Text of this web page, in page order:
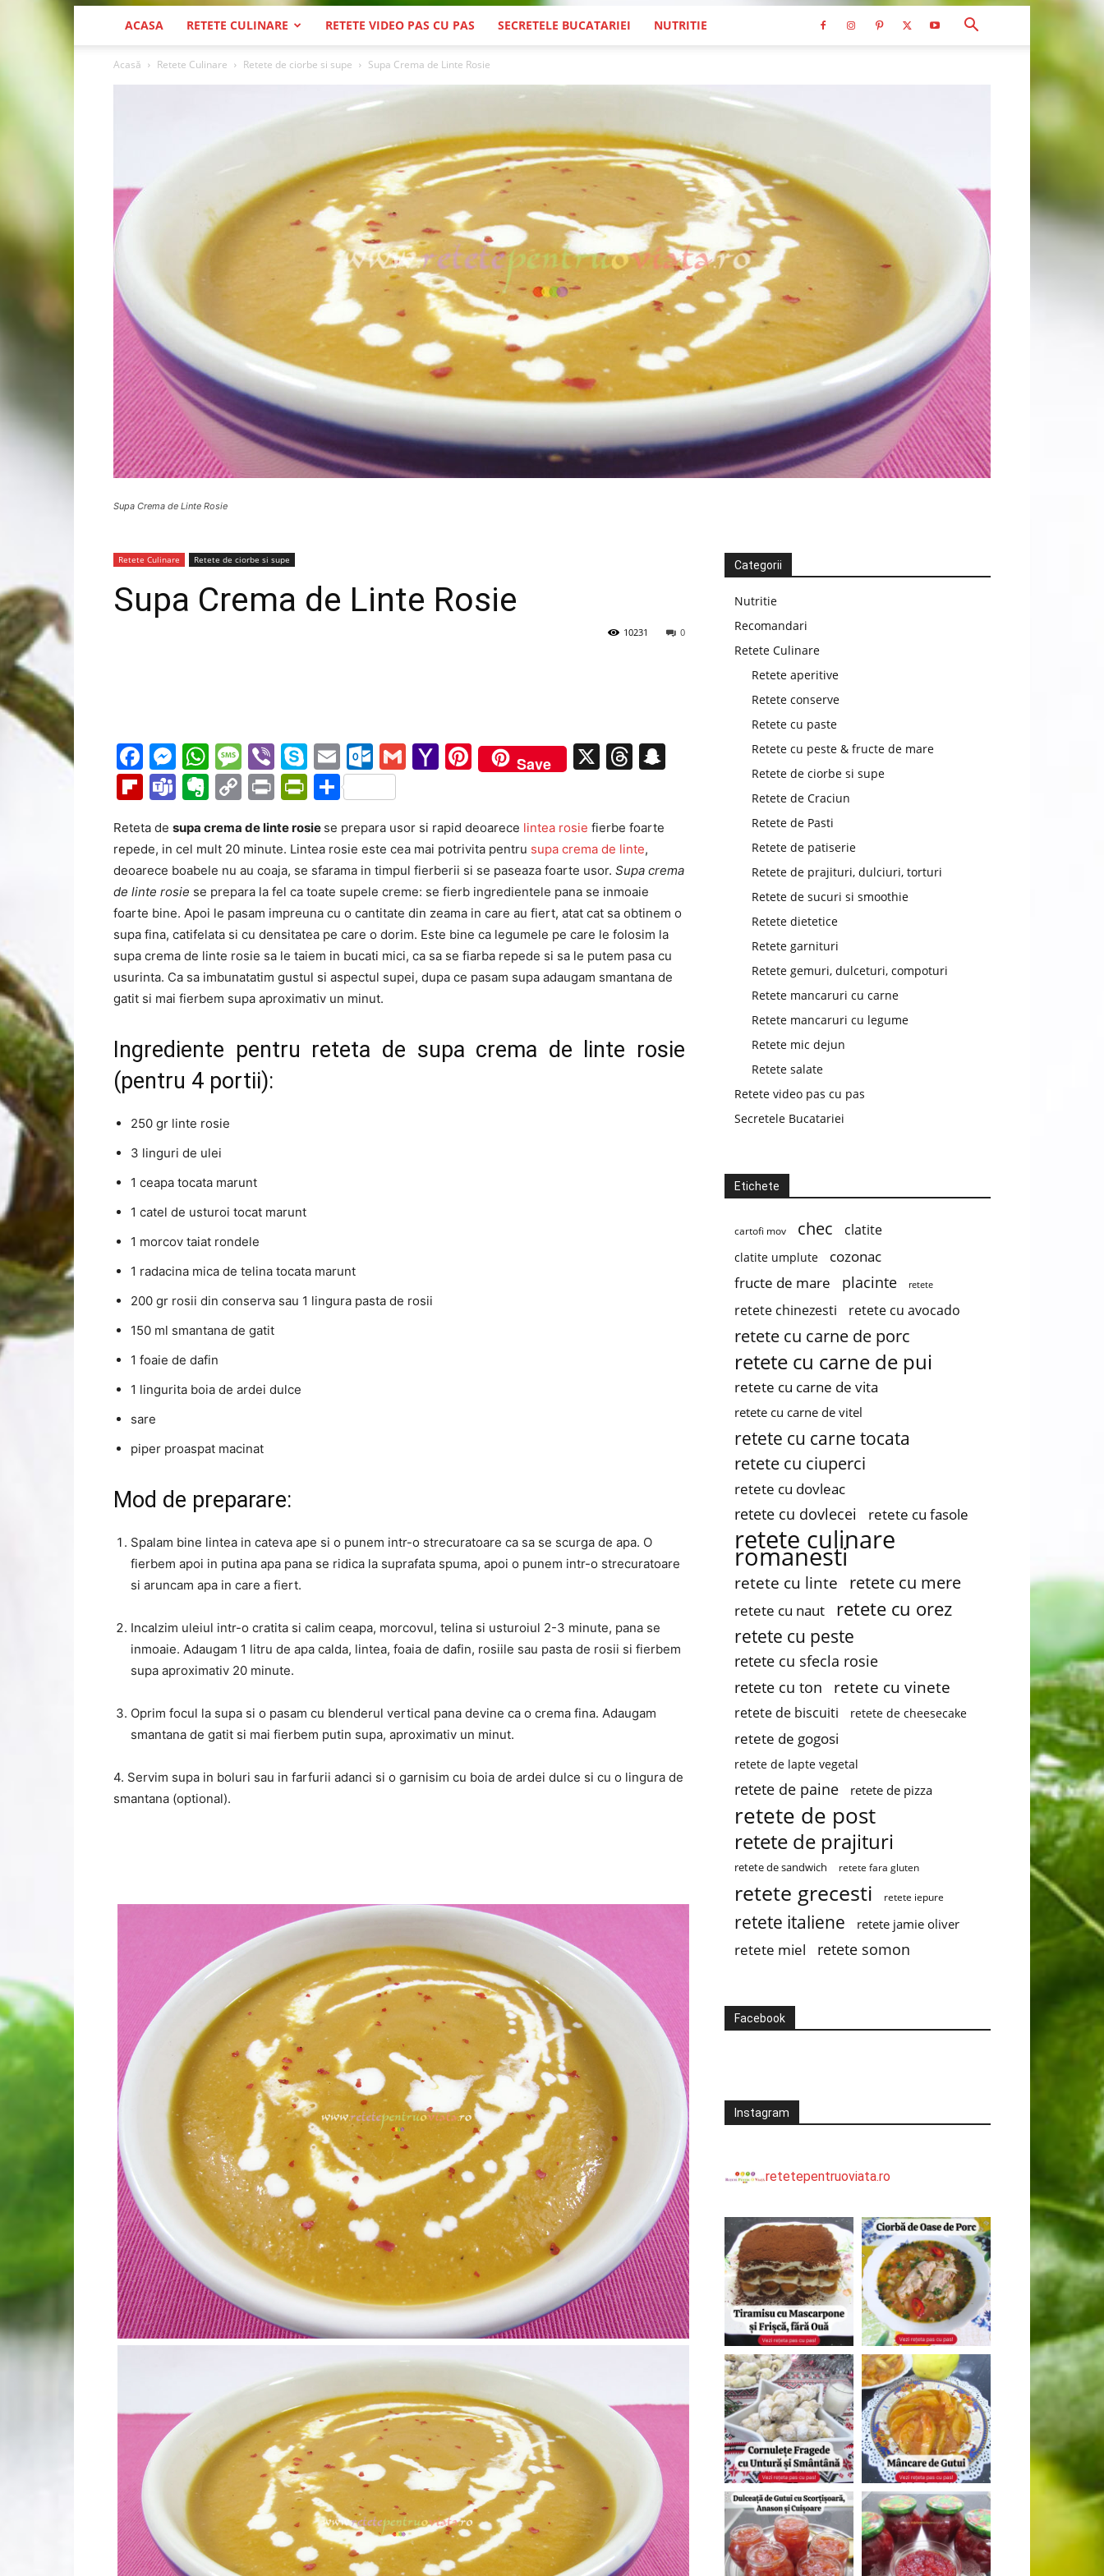
ACASA RETETE CULINARE RETETE VIDEO PAS CU PAS SECRETELE BUCATARIEI NUTRITIE
Acasă Retete Culinare Retete de ciorbe si supe Supa Crema de Linte Rosie
Supa Crema de Linte Rosie
Retete Culinare Retete de ciorbe si supe
Supa Crema de Linte Rosie
0
10231
Facebook
Messenger
WhatsApp
Message
ViberSkype
EmailOutlook.com
GmailYahoo
Mail
Pinterest
Save X ThreadsSnapchat
Flipboard
Teams
Evernote
CopyPrintPrintFriendly
Partajează
Reteta de supa crema de linte rosie se prepara usor si rapid deoarece lintea rosie fierbe foarte
repede, in cel mult 20 minute. Lintea rosie este cea mai potrivita pentru supa crema de linte,
deoarece boabele nu au coaja, se sfarama in timpul fierberii si se paseaza foarte usor. Supa crema
de linte rosie se prepara la fel ca toate supele creme: se fierb ingredientele pana se inmoaie
foarte bine. Apoi le pasam impreuna cu o cantitate din zeama in care au fiert, atat cat sa obtinem o
supa fina, catifelata si cu densitatea pe care o dorim. Este bine ca legumele pe care le folosim la
supa crema de linte rosie sa le taiem in bucati mici, ca sa se fiarba repede si sa le putem pasa cu
usurinta. Ca sa imbunatatim gustul si aspectul supei, dupa ce pasam supa adaugam smantana de
gatit si mai fierbem supa aproximativ un minut.
Ingrediente pentru reteta de supa crema de linte rosie
(pentru 4 portii):
250 gr linte rosie
3 linguri de ulei
1 ceapa tocata marunt
1 catel de usturoi tocat marunt
1 morcov taiat rondele
1 radacina mica de telina tocata marunt
200 gr rosii din conserva sau 1 lingura pasta de rosii
150 ml smantana de gatit
1 foaie de dafin
1 lingurita boia de ardei dulce
sare
piper proaspat macinat
Mod de preparare:
Spalam bine lintea in cateva ape si o punem intr-o strecuratoare ca sa se scurga de apa. O
fierbem apoi in putina apa pana se ridica la suprafata spuma, apoi o punem intr-o strecuratoare
si aruncam apa in care a fiert.
Incalzim uleiul intr-o cratita si calim ceapa, morcovul, telina si usturoiul 2-3 minute, pana se
inmoaie. Adaugam 1 litru de apa calda, lintea, foaia de dafin, rosiile sau pasta de rosii si fierbem
supa aproximativ 20 minute.
Oprim focul la supa si o pasam cu blenderul vertical pana devine ca o crema fina. Adaugam
smantana de gatit si mai fierbem putin supa, aproximativ un minut.
4. Servim supa in boluri sau in farfurii adanci si o garnisim cu boia de ardei dulce si cu o lingura de
smantana (optional).
Categorii
Nutritie
Recomandari
Retete Culinare
Retete aperitive
Retete conserve
Retete cu paste
Retete cu peste & fructe de mare
Retete de ciorbe si supe
Retete de Craciun
Retete de Pasti
Retete de patiserie
Retete de prajituri, dulciuri, torturi
Retete de sucuri si smoothie
Retete dietetice
Retete garnituri
Retete gemuri, dulceturi, compoturi
Retete mancaruri cu carne
Retete mancaruri cu legume
Retete mic dejun
Retete salate
Retete video pas cu pas
Secretele Bucatariei
Etichete
cartofi mov chec clatite
clatite umplute
cozonac
fructe de mare
placinte retete
retete chinezesti retete cu avocado
retete cu carne de porc
retete cu carne de pui
retete cu carne de vita
retete cu carne de vitel
retete cu carne tocata
retete cu ciuperci
retete cu dovleac
retete cu dovlecei retete cu fasole
retete culinare
romanesti
retete cu linte retete cu mere
retete cu naut
retete cu orez
retete cu peste
retete cu sfecla rosie
retete cu ton
retete cu vinete
retete de biscuiti retete de cheesecake
retete de gogosi
retete de lapte vegetal
retete de paine retete de pizza
retete de post
retete de prajituri
retete de sandwich retete fara gluten
retete grecesti retete iepure
retete italiene retete jamie oliver
retete miel retete somon
Facebook
Instagram
retetepentruoviata.ro